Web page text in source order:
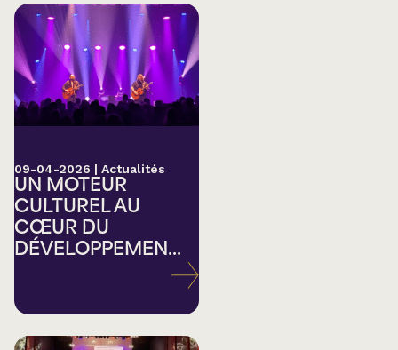
09-04-2026 | Actualités
UN MOTEUR
CULTUREL AU
CŒUR DU
DÉVELOPPEMEN...